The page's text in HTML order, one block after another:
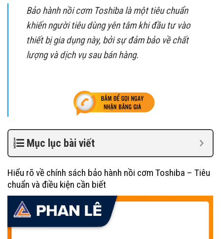
Bảo hành nồi cơm Toshiba là một tiêu chuẩn
khiến người tiêu dùng yên tâm khi đầu tư vào
thiết bị gia dụng này, bởi sự đảm bảo về chất
lượng và dịch vụ sau bán hàng.
Mục lục bài viết
Hiểu rõ về chính sách bảo hành nồi cơm Toshiba – Tiêu
chuẩn và điều kiện cần biết